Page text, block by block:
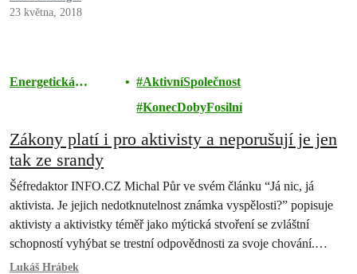
obracet. Plastovým odpadem a jeho…
23 května, 2018
Energetická
AktivníSpolečnost
KonecDobyFosilní
Zákony platí i pro aktivisty a neporušují je jen
tak ze srandy
Šéfredaktor INFO.CZ Michal Půr ve svém článku “Já nic, já
aktivista. Je jejich nedotknutelnost známka vyspělosti?” popisuje
aktivisty a aktivistky téměř jako mýtická stvoření se zvláštní
schopností vyhýbat se trestní odpovědnosti za svoje chování.
Situaci přirovnává ke snímku Experiment, v němž vědecký pokus
Lukáš Hrábek